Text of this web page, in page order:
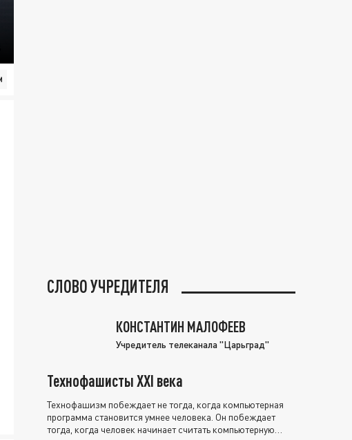
СЛОВО УЧРЕДИТЕЛЯ
КОНСТАНТИН МАЛОФЕЕВ
Учредитель телеканала "Царьград"
Технофашисты XXI века
Технофашизм побеждает не тогда, когда компьютерная
программа становится умнее человека. Он побеждает
тогда, когда человек начинает считать компьютерную